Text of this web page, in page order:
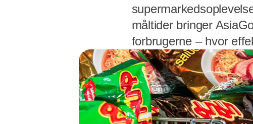
måltider bringer
forbrugerne – hvor